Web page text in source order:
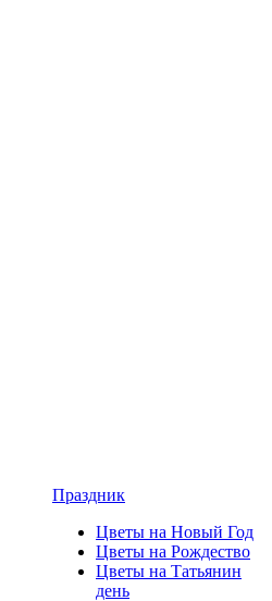
Праздник
Цветы на Новый Год
Цветы на Рождество
Цветы на Татьянин
день